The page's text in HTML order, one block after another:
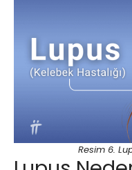
Resim 6.